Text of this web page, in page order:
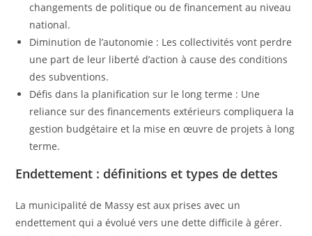
changements de politique ou de financement au niveau
national.
Diminution de l’autonomie : Les collectivités vont perdre
une part de leur liberté d’action à cause des conditions
des subventions.
Défis dans la planification sur le long terme : Une
reliance sur des financements extérieurs compliquera la
gestion budgétaire et la mise en œuvre de projets à long
terme.
Endettement : définitions et types de dettes
La municipalité de Massy est aux prises avec un
endettement qui a évolué vers une dette difficile à gérer.